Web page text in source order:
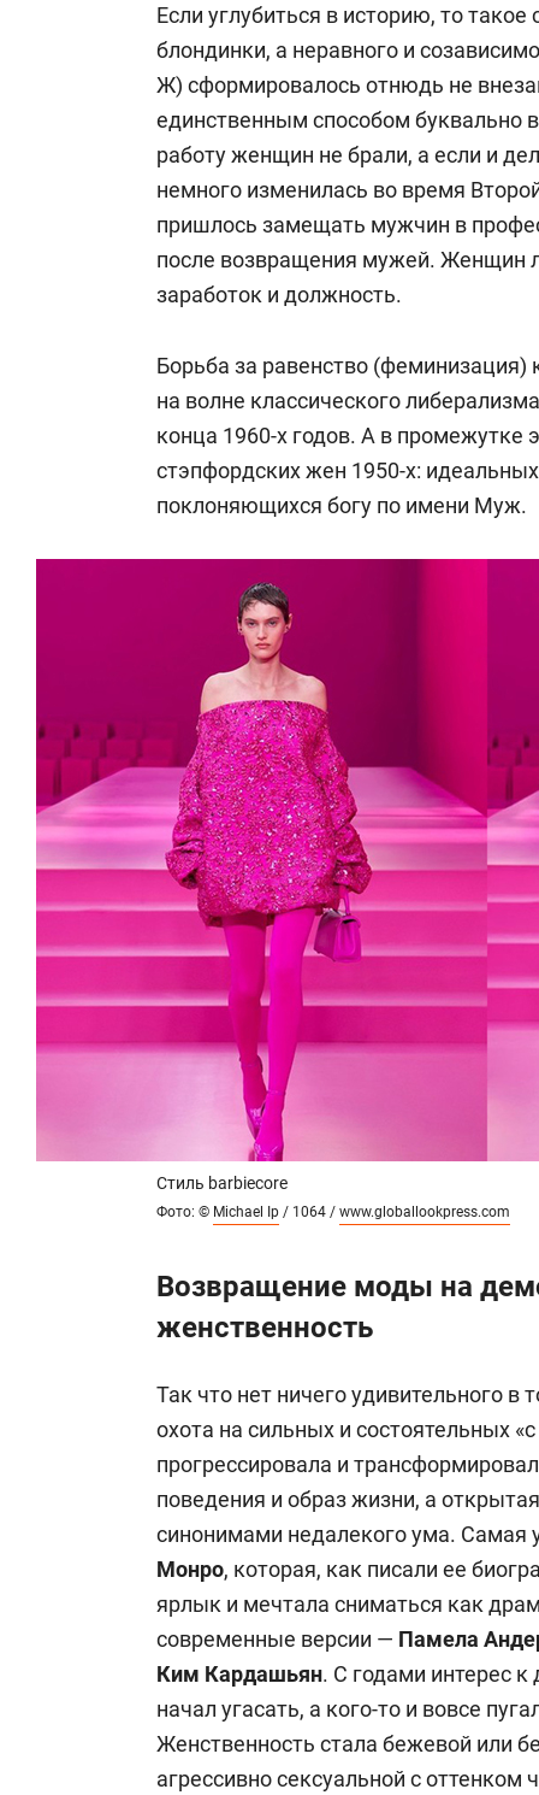
Если углубиться в историю, то
блондинки, а неравного и
Ж) сформировалось отнюдь не
единственным способом
работу женщин не брали, а если и
немного изменилась во время
пришлось замещать мужчин в
после возвращения мужей. Женщин
заработок и должность.
Борьба за равенство
на волне классического
конца 1960-х годов. А в промежутке
стэпфордских жен 1950-х:
поклоняющихся богу по имени Муж.
Стиль barbiecore
Фото: © Michael Ip / 1064 / www.globallookpress.com
Возвращение моды на
женственность
Так что нет ничего удивительного в
охота на сильных и состоятельных
прогрессировала и
поведения и образ жизни, а
синонимами недалекого ума. Самая
Монро, которая, как писали ее
ярлык и мечтала сниматься как
современные версии — Памела
Ким Кардашьян. С годами интерес к
начал угасать, а кого-то и вовсе
Женственность стала бежевой или
агрессивно сексуальной с